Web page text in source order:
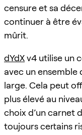
censure et sa
continuer à être
mûrit.
dYdXv4 utilise un
avec un
large. Cela peut
plus élevé au
choix d’un carnet
toujours certains